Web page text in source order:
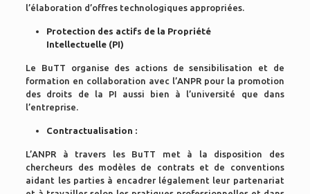
l’élaboration d’offres technologiques appropriées.
Protection des actifs de la Propriété
Intellectuelle (PI)
Le BuTT organise des actions de sensibilisation et de
formation en collaboration avec l’ANPR pour la promotion
des droits de la PI aussi bien à l’université que dans
l’entreprise.
Contractualisation :
L’ANPR à travers les BuTT met à la disposition des
chercheurs des modèles de contrats et de conventions
aidant les parties à encadrer légalement leur partenariat